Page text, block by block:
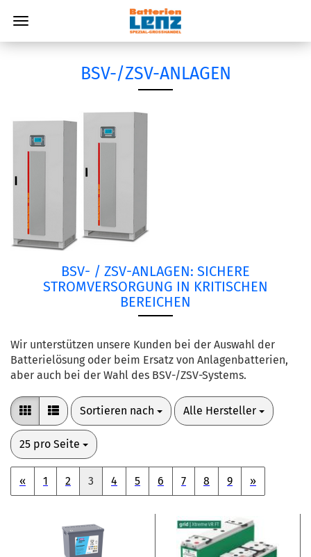
BSV-/ZSV-ANLAGEN
BSV- / ZSV-ANLAGEN: SICHERE
STROMVERSORGUNG IN KRITISCHEN
BEREICHEN
Wir unterstützen unsere Kunden bei der Auswahl der
Batterielösung oder beim Ersatz von Anlagenbatterien,
aber auch bei der Wahl des BSV-/ZSV-Systems.
Sortieren nach
Sortieren nach Alle Hersteller
pro Seite
25 pro Seite
pro Seite
« 1 2 3 4 5 6 7 8 9 »